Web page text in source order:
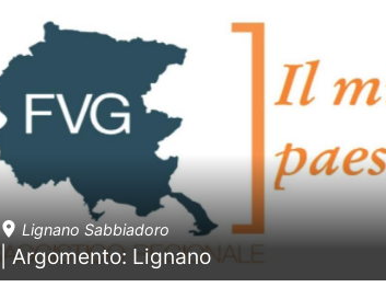
Lignano Sabbiadoro
| Argomento: Lignano